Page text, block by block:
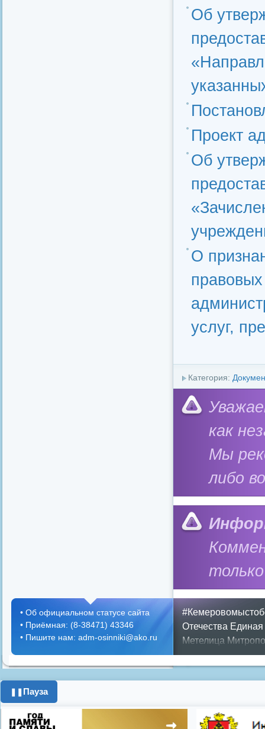
Об
Проект
Об
О
услуг,
Категория:
как
Мы
либо
Отечества
Метелица
Днем ЖКХ
Противопожарная
день города
цифровое
Показать все теги
• Об официальном статусе сайта
• Приёмная: (8-38471) 43346
• Пишите нам: adm-osinniki@ako.ru
Пауза